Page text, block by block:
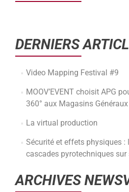
DERNIERS
Video Mapping Festival #9
MOOV’EVENT choisit APG
360° aux Magasins Généraux
La virtual production
Sécurité et effets physiques :
cascades pyrotechniques sur
ARCHIVES